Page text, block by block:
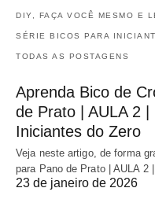
DIY, FAÇA VOCÊ MESMO E
SÉRIE BICOS PARA
TODAS AS POSTAGENS
Aprenda Bico de
de Prato | AULA 2
Iniciantes do Zero
Veja neste artigo, de forma
para Pano de Prato | AULA 2
23 de janeiro de 2026